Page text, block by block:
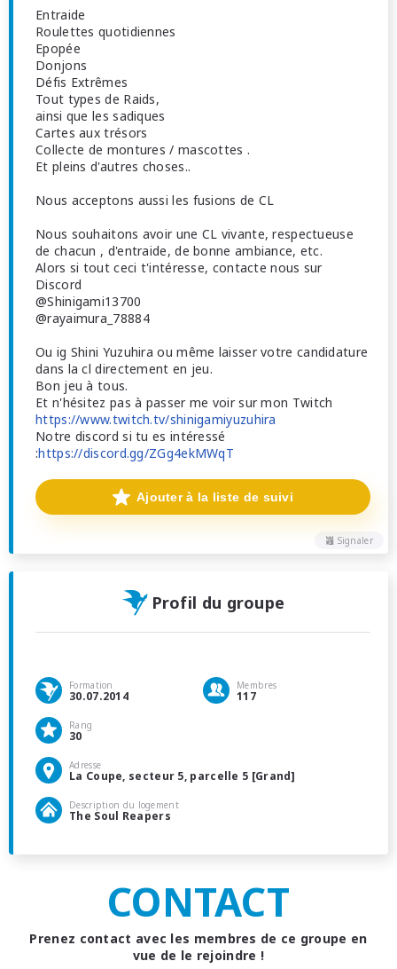
Entraide
Roulettes quotidiennes
Epopée
Donjons
Défis Extrêmes
Tout types de Raids,
ainsi que les sadiques
Cartes aux trésors
Collecte de montures / mascottes .
Et pleins d'autres choses..
Nous acceptons aussi les fusions de CL
Nous souhaitons avoir une CL vivante, respectueuse
de chacun , d'entraide, de bonne ambiance, etc.
Alors si tout ceci t'intéresse, contacte nous sur
Discord
@Shinigami13700
@rayaimura_78884
Ou ig Shini Yuzuhira ou même laisser votre candidature
dans la cl directement en jeu.
Bon jeu à tous.
Et n'hésitez pas à passer me voir sur mon Twitch
https://www.twitch.tv/shinigamiyuzuhira
Notre discord si tu es intéressé
:https://discord.gg/ZGg4ekMWqT
Signaler
Ajouter à la liste de suivi
Profil du groupe
Formation
30.07.2014
Membres
117
Rang
30
Adresse
La Coupe, secteur 5, parcelle 5 [Grand]
Description du logement
The Soul Reapers
CONTACT
Prenez contact avec les membres de ce groupe en
vue de le rejoindre !